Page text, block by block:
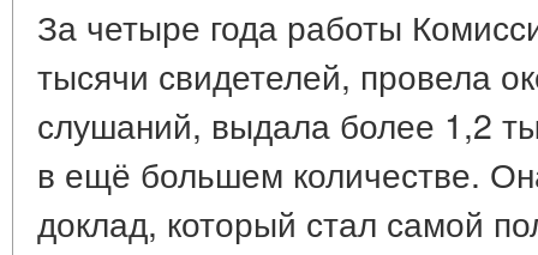
За четыре года работы
тысячи свидетелей, провела
слушаний, выдала более 1,2
в ещё большем количестве.
доклад, который стал самой